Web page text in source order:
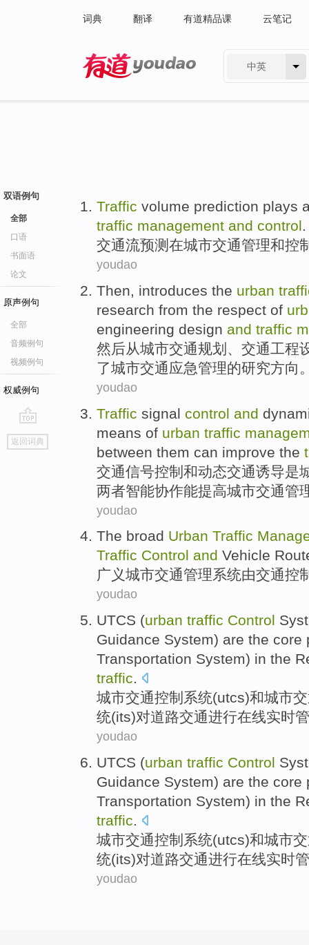
词典 翻译 有道精品课 云笔记
中英
双语例句
全部
口语
书面语
论文
原声例句
全部
音频例句
视频例句
权威例句
go
top
返回词典
Traffic volume prediction plays
traffic management and control.
交通流预测 在城市交通管理和控
youdao
Then, introduces the urban
research from the respect of
engineering design and traffic
然后从城市交通规划 、 交通工程
了城市交通应急管理的研究方向
youdao
Traffic signal control and
means of urban traffic
between them can improve the
交通信号控制 和动态交通诱导是
两者智能协作能提高城市交通管
youdao
The broad Urban Traffic
Traffic Control and Vehicle
广义城市交通管理系统由交通控
youdao
UTCS (urban traffic Control
Guidance System) are the core
Transportation System) in the
traffic.
城市交通控制 系统(utcs)和城市
统(its)对道路交通进行在线实时
youdao
UTCS (urban traffic Control
Guidance System) are the core
Transportation System) in the
traffic.
城市交通控制 系统(utcs)和城市
统(its)对道路交通进行在线实时
youdao